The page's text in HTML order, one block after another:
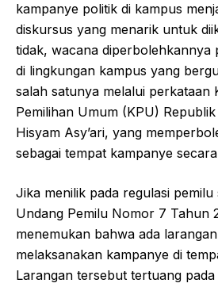
kampanye politik di kampus
diskursus yang menarik untuk
tidak, wacana diperbolehkannya
di lingkungan kampus yang
salah satunya melalui perkataan
Pemilihan Umum (KPU)
Hisyam Asy’ari, yang
sebagai tempat kampanye
Jika menilik pada regulasi
Undang Pemilu Nomor 7 Tahun
menemukan bahwa ada
melaksanakan kampanye di
Larangan tersebut tertuang